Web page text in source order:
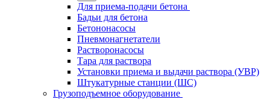
Для приема-подачи бетона
Бадьи для бетона
Бетононасосы
Пневмонагнетатели
Растворонасосы
Тара для раствора
Установки приема и выдачи раствора (УВР)
Штукатурные станции (ШС)
Грузоподъемное оборудование